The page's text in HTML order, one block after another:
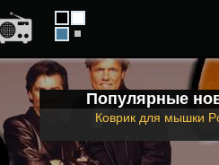
Популярные
Коврик для мышки